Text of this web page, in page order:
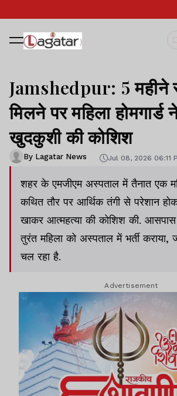
Jamshedpur: 5 महीने
मिलने पर महिला होमगार्ड
खुदकुशी की कोशिश
By Lagatar News Jul 08, 2026 06:11
शहर के एमजीएम अस्पताल में तैनात एक
कथित तौर पर आर्थिक तंगी से परेशान
खाकर आत्महत्या की कोशिश की. आसपास
तुरंत महिला को अस्पताल में भर्ती
चल रहा है.
Advertisement